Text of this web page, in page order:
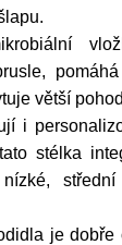
větší
i
stélka
nízké,
je dobře